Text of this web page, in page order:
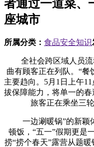
者通过一道菜、
座城市
所属分类： 食品安全知识
全社会跨区域人员流
曲有顾客正在列队。“餐
主要趋向。5月1日上午
拔保障能力，将单一的春
旅客正在乘坐三
一边涮暖锅”的新颖
顿饭，“五一”假期更是
捞“捞个春天”露营从题